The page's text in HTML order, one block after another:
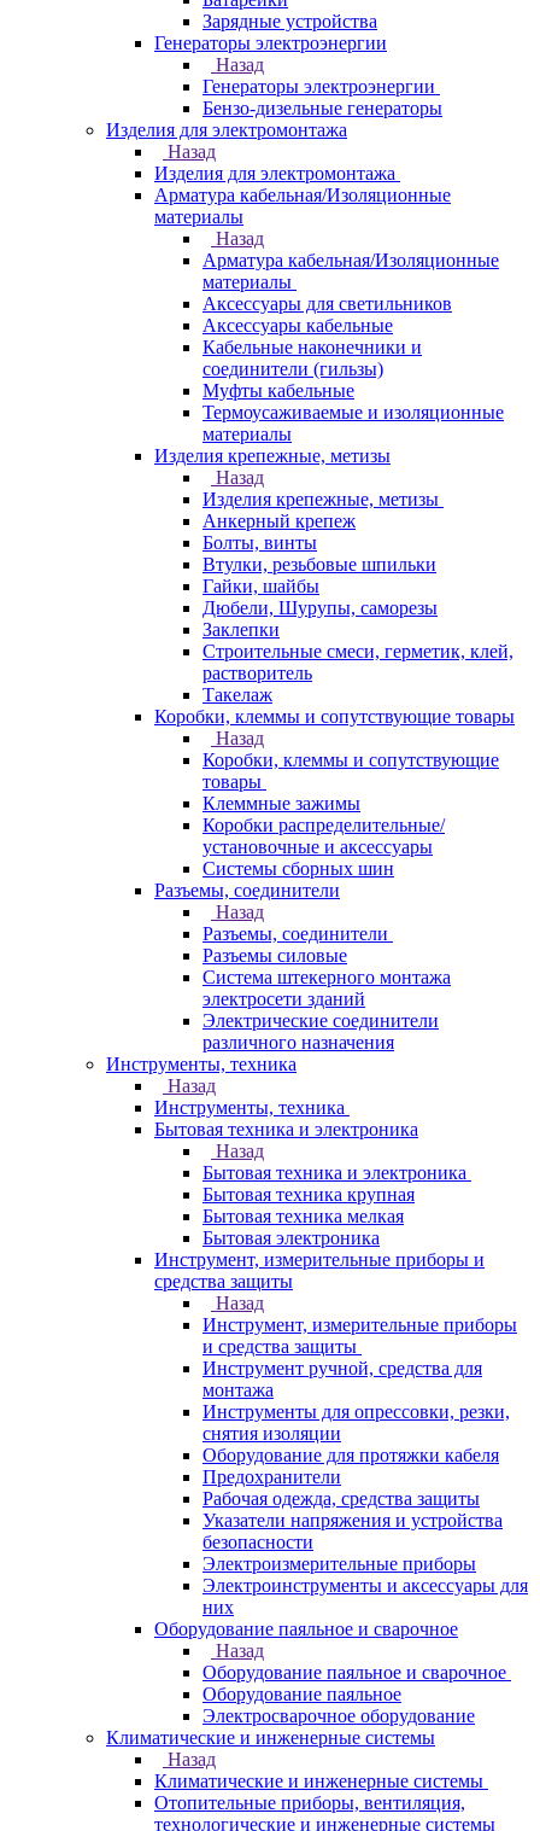
Зарядные устройства
Генераторы электроэнергии
Назад
Генераторы электроэнергии
Бензо-дизельные генераторы
Изделия для электромонтажа
Назад
Изделия для электромонтажа
Арматура кабельная/Изоляционные
материалы
Назад
Арматура кабельная/Изоляционные
материалы
Аксессуары для светильников
Аксессуары кабельные
Кабельные наконечники и
соединители (гильзы)
Муфты кабельные
Термоусаживаемые и изоляционные
материалы
Изделия крепежные, метизы
Назад
Изделия крепежные, метизы
Анкерный крепеж
Болты, винты
Втулки, резьбовые шпильки
Гайки, шайбы
Дюбели, Шурупы, саморезы
Заклепки
Строительные смеси, герметик, клей,
растворитель
Такелаж
Коробки, клеммы и сопутствующие товары
Назад
Коробки, клеммы и сопутствующие
товары
Клеммные зажимы
Коробки распределительные/
установочные и аксессуары
Системы сборных шин
Разъемы, соединители
Назад
Разъемы, соединители
Разъемы силовые
Система штекерного монтажа
электросети зданий
Электрические соединители
различного назначения
Инструменты, техника
Назад
Инструменты, техника
Бытовая техника и электроника
Назад
Бытовая техника и электроника
Бытовая техника крупная
Бытовая техника мелкая
Бытовая электроника
Инструмент, измерительные приборы и
средства защиты
Назад
Инструмент, измерительные приборы
и средства защиты
Инструмент ручной, средства для
монтажа
Инструменты для опрессовки, резки,
снятия изоляции
Оборудование для протяжки кабеля
Предохранители
Рабочая одежда, средства защиты
Указатели напряжения и устройства
безопасности
Электроизмерительные приборы
Электроинструменты и аксессуары для
них
Оборудование паяльное и сварочное
Назад
Оборудование паяльное и сварочное
Оборудование паяльное
Электросварочное оборудование
Климатические и инженерные системы
Назад
Климатические и инженерные системы
Отопительные приборы, вентиляция,
технологические и инженерные системы